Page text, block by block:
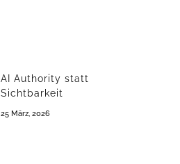
AI Authority statt
Sichtbarkeit
25 März, 2026